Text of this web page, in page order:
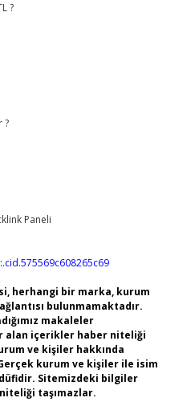
?
?
herhangi bir marka, kurum
bulunmamaktadır.
makaleler
alan içerikler haber niteliği
ve kişiler hakkında
kurum ve kişiler ile isim
Sitemizdeki bilgiler
taşımazlar.